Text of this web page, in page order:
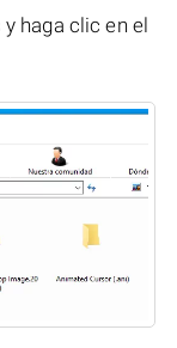
haga clic en el